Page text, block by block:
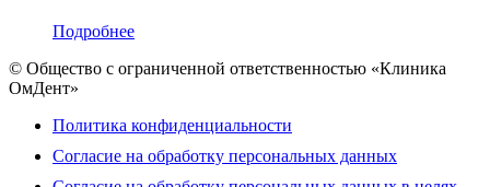
Подробнее
© Общество с ограниченной ответственностью «Клиника
ОмДент»
Политика конфиденциальности
Согласие на обработку персональных данных